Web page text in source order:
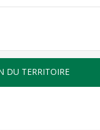
DU TERRITOIRE